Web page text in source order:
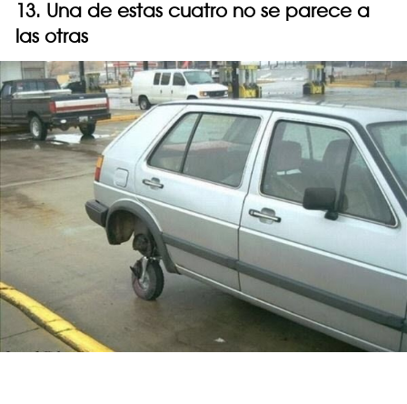
13. Una de estas cuatro no se parece a
las otras